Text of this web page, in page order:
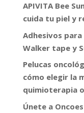
APIVITA Bee
cuida tu piel y
Adhesivos
Walker tape y
Pelucas
cómo elegir la
quimioterapia
Únete a